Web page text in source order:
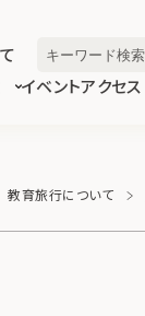
イベントアクセス
教育旅行について